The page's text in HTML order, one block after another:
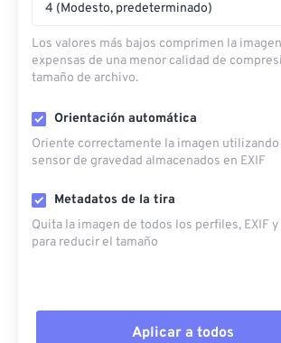
4 (Modesto, predeterminado)
Los valores más bajos comprimen la
expensas de una menor calidad de
tamaño de archivo.
Orientación automática
Oriente correctamente la imagen
sensor de gravedad almacenados en EXIF
Metadatos de la tira
Quita la imagen de todos los perfiles, EXIF
para reducir el tamaño
Aplicar a todos